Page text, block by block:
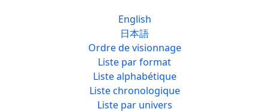
English
日本語
Ordre de visionnage
Liste par format
Liste alphabétique
Liste chronologique
Liste par univers